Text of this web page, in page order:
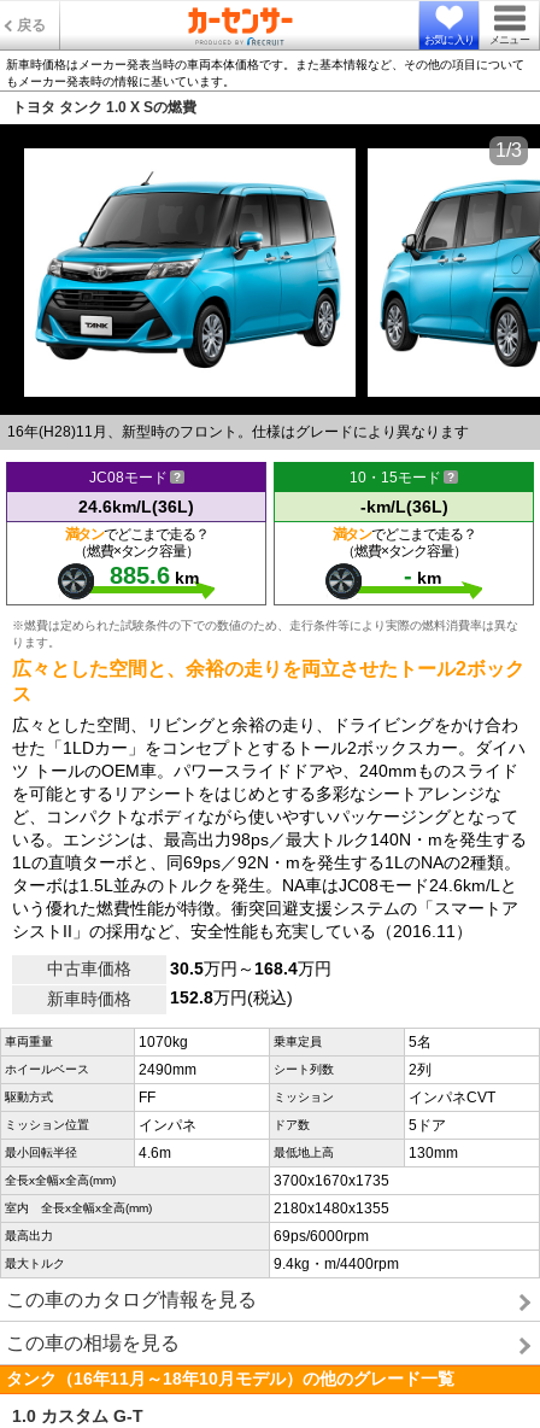
戻る
お気に入り メニュー
新車時価格はメーカー発表当時の車両本体価格です。また基本情報など、その他の項目について
もメーカー発表時の情報に基いています。
トヨタ タンク 1.0 X Sの燃費
16年(H28)11月、新型時のフロント。仕様はグレードにより異なります
1/3
JC08モード
24.6km/L(36L)
満タンでどこまで走る？
（燃費×タンク容量）
885.6 km
10・15モード
-km/L(36L)
満タンでどこまで走る？
（燃費×タンク容量）
- km
※燃費は定められた試験条件の下での数値のため、走行条件等により実際の燃料消費率は異な
ります。
広々とした空間と、余裕の走りを両立させたトール2ボック
ス
広々とした空間、リビングと余裕の走り、ドライビングをかけ合わ
せた「1LDカー」をコンセプトとするトール2ボックスカー。ダイハ
ツ トールのOEM車。パワースライドドアや、240mmものスライド
を可能とするリアシートをはじめとする多彩なシートアレンジな
ど、コンパクトなボディながら使いやすいパッケージングとなって
いる。エンジンは、最高出力98ps／最大トルク140N・mを発生する
1Lの直噴ターボと、同69ps／92N・mを発生する1LのNAの2種類。
ターボは1.5L並みのトルクを発生。NA車はJC08モード24.6km/Lと
いう優れた燃費性能が特徴。衝突回避支援システムの「スマートア
シストII」の採用など、安全性能も充実している（2016.11）
中古車価格
30.5万円～168.4万円
新車時価格
152.8万円(税込)
車両重量 1070kg 乗車定員 5名
ホイールベース 2490mm シート列数 2列
駆動方式 FF ミッション インパネCVT
ミッション位置 インパネ ドア数 5ドア
最小回転半径 4.6m 最低地上高 130mm
全長x全幅x全高(mm) 3700x1670x1735
室内 全長x全幅x全高(mm) 2180x1480x1355
最高出力 69ps/6000rpm
最大トルク 9.4kg・m/4400rpm
この車のカタログ情報を見る
この車の相場を見る
タンク（16年11月～18年10月モデル）の他のグレード一覧
1.0 カスタム G-T